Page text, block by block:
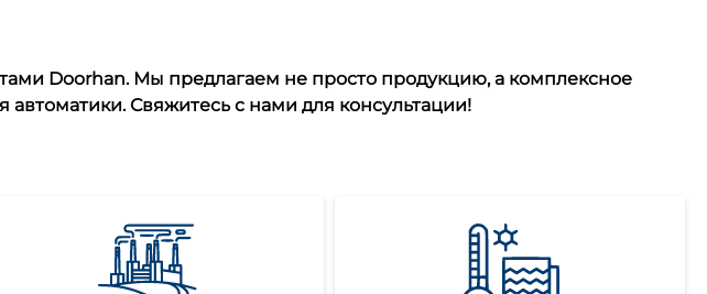
Doorhan. Мы предлагаем не просто продукцию, а комплексное
Свяжитесь с нами для консультации!